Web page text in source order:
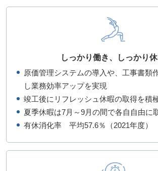
しっかり働き、しっかり
原価管理システムの導入や、工事書類
し業務効率アップを実現
竣工後にリフレッシュ休暇の取得を積
夏季休暇は7月～9月の間で各自自由に
有休消化率 平均57.6％（2021年度）